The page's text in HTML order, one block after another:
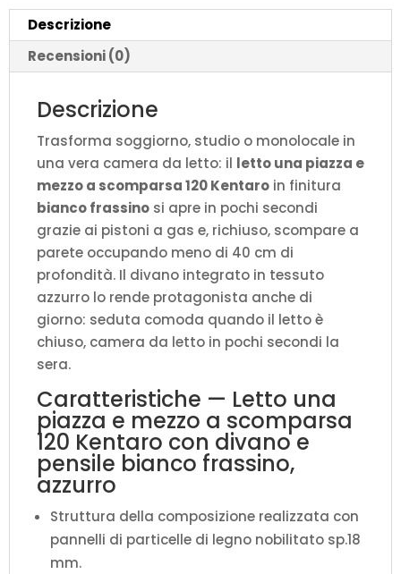
Kentaro
con
divano
e
pensile
bianco
frassino,
azzurro
L.133,6
P.105,2
H.250,5
(aperto
P.215
quantità
Descrizione
Recensioni (0)
Descrizione
Trasforma soggiorno, studio o monolocale in
una vera camera da letto: il letto una piazza e
mezzo a scomparsa 120 Kentaro in finitura
bianco frassino si apre in pochi secondi
grazie ai pistoni a gas e, richiuso, scompare a
parete occupando meno di 40 cm di
profondità. Il divano integrato in tessuto
azzurro lo rende protagonista anche di
giorno: seduta comoda quando il letto è
chiuso, camera da letto in pochi secondi la
sera.
Caratteristiche — Letto una
piazza e mezzo a scomparsa
120 Kentaro con divano e
pensile bianco frassino,
azzurro
Struttura della composizione realizzata con
pannelli di particelle di legno nobilitato sp.18
mm.